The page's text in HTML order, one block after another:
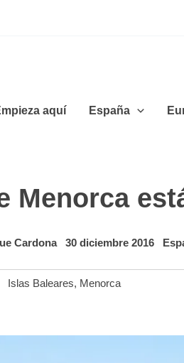
aquí España
Menorca
Cardona 30 diciembre 2016
Islas Baleares, Menorca